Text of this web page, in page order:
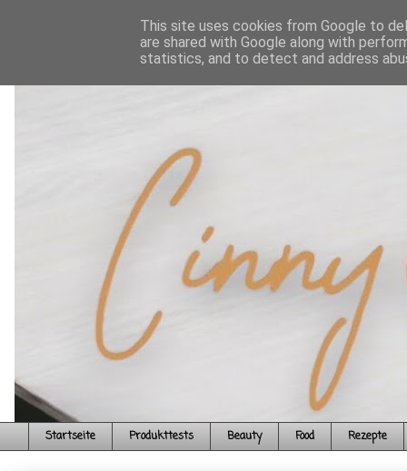
Startseite Produkttests Beauty Food Rezepte
This site uses cookies from Google to
are shared with Google along with
statistics, and to detect and address